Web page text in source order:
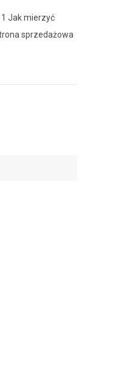
Jak mierzyć
sprzedażowa